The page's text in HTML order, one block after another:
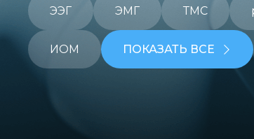
ЭЭГ ЭМГ ТМС
ИОМ ПОКАЗАТЬ ВСЕ